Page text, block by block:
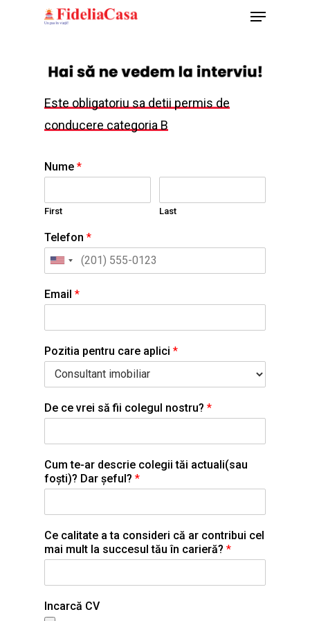
Menu
Este obligatoriu sa detii permis de
conducere categoria B
Nume *
First Last
Telefon *
Email *
Pozitia pentru care aplici *
De ce vrei să fii colegul nostru? *
Cum te-ar descrie colegii tăi actuali(sau
foști)? Dar șeful? *
Ce calitate a ta consideri că ar contribui cel
mai mult la succesul tău în carieră? *
Incarcă CV